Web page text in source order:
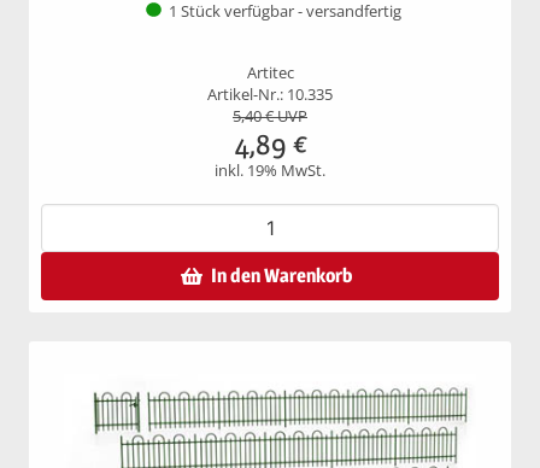
1 Stück verfügbar - versandfertig
Artitec
Artikel-Nr.: 10.335
5,40€ UVP
4,89 €
inkl. 19% MwSt.
In den Warenkorb